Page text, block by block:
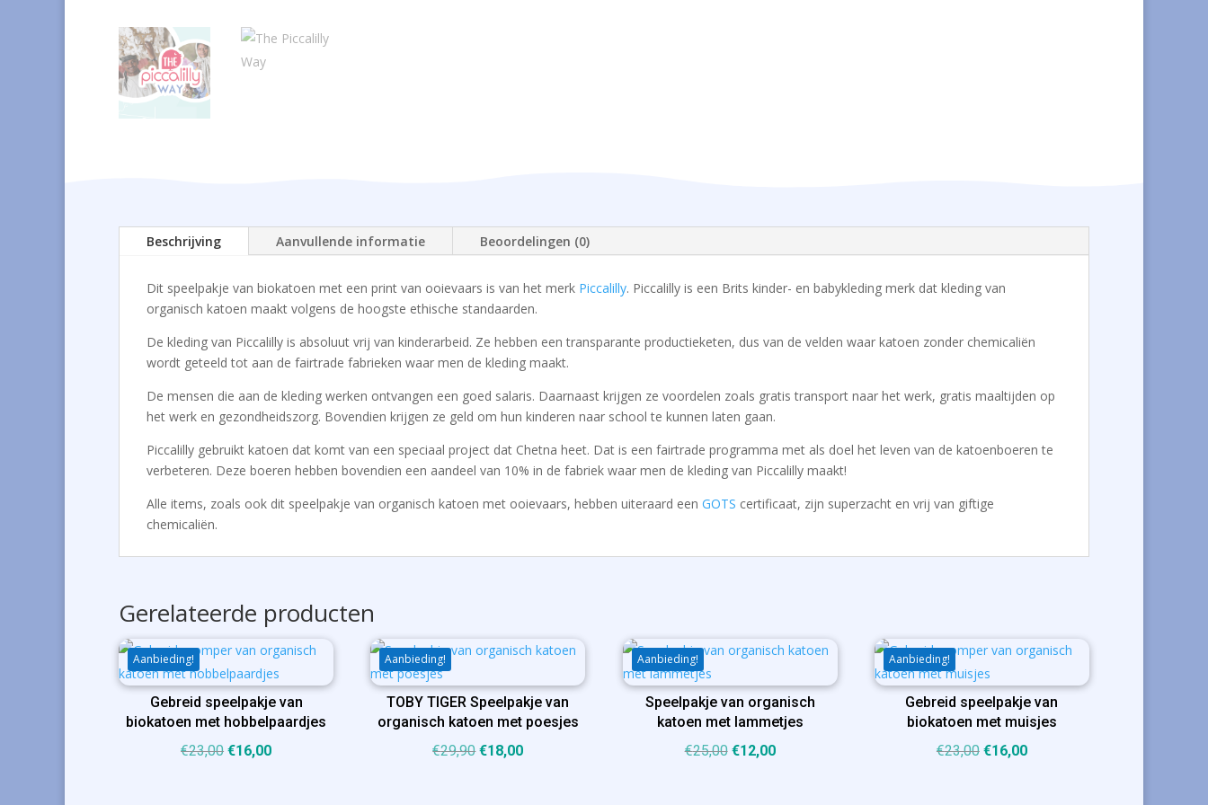
Beschrijving Aanvullende informatie Beoordelingen (0)
Dit speelpakje van biokatoen met een print van ooievaars is van het merk Piccalilly. Piccalilly is een Brits kinder- en babykleding merk dat kleding van
organisch katoen maakt volgens de hoogste ethische standaarden.
De kleding van Piccalilly is absoluut vrij van kinderarbeid. Ze hebben een transparante productieketen, dus van de velden waar katoen zonder chemicaliën
wordt geteeld tot aan de fairtrade fabrieken waar men de kleding maakt.
De mensen die aan de kleding werken ontvangen een goed salaris. Daarnaast krijgen ze voordelen zoals gratis transport naar het werk, gratis maaltijden op
het werk en gezondheidszorg. Bovendien krijgen ze geld om hun kinderen naar school te kunnen laten gaan.
Piccalilly gebruikt katoen dat komt van een speciaal project dat Chetna heet. Dat is een fairtrade programma met als doel het leven van de katoenboeren te
verbeteren. Deze boeren hebben bovendien een aandeel van 10% in de fabriek waar men de kleding van Piccalilly maakt!
Alle items, zoals ook dit speelpakje van organisch katoen met ooievaars, hebben uiteraard een GOTS certificaat, zijn superzacht en vrij van giftige
chemicaliën.
Gerelateerde producten
Aanbieding!
Gebreid speelpakje van
biokatoen met hobbelpaardjes
€23,00 Oorspronkelijke
€16,00Huidige
Aanbieding!
TOBY TIGER Speelpakje van
organisch katoen met poesjes
€29,90Oorspronkelijke
€18,00Huidige
Aanbieding!
Speelpakje van organisch
katoen met lammetjes
€25,00 Oorspronkelijke
€12,00Huidige
Aanbieding!
Gebreid speelpakje van
biokatoen met muisjes
€23,00 Oorspronkelijke
€16,00Huidige